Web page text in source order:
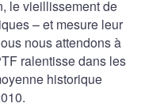
le vieillissement de
– et mesure leur
nous attendons à
ralentisse dans les
historique